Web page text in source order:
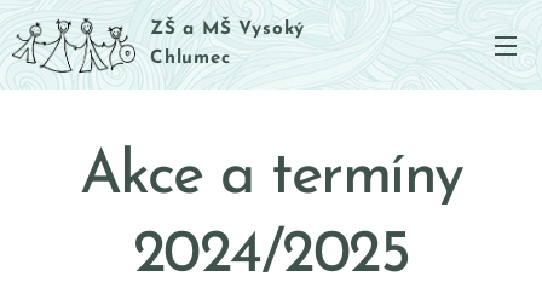
ZŠ a MŠ Vysoký
Chlumec
Akce a termíny
2024/2025